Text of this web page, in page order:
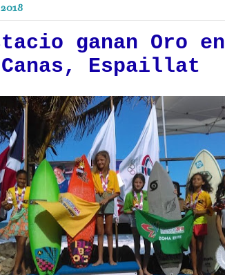
ganan Oro en
Espaillat